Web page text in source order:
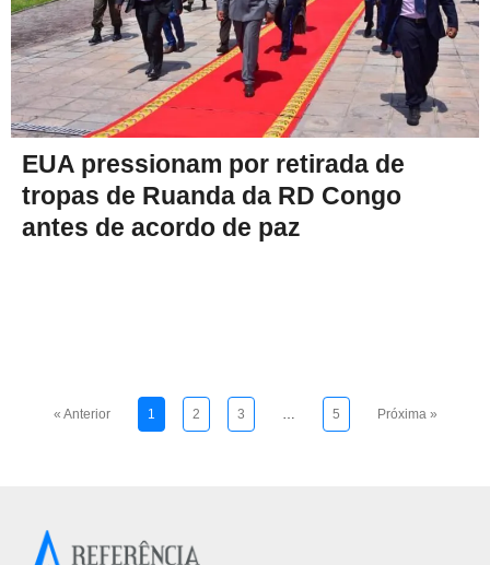
EUA pressionam por retirada de
tropas de Ruanda da RD Congo
antes de acordo de paz
« Anterior 1 2 3 5 Próxima »